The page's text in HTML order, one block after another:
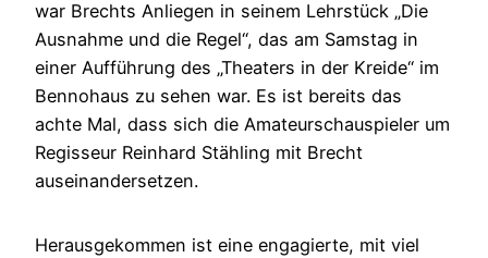
war Brechts Anliegen in seinem Lehrstück „Die
Ausnahme und die Regel“, das am Samstag in
einer Aufführung des „Theaters in der Kreide“ im
Bennohaus zu sehen war. Es ist bereits das
achte Mal, dass sich die Amateurschauspieler um
Regisseur Reinhard Stähling mit Brecht
auseinandersetzen.
Herausgekommen ist eine engagierte, mit viel